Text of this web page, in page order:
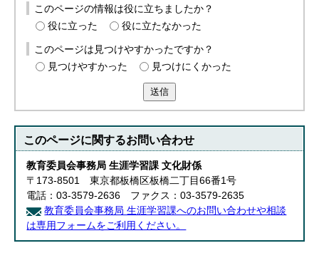
このページの情報は役に立ちましたか？
役に立った
役に立たなかった
このページは見つけやすかったですか？
見つけやすかった
見つけにくかった
送信
このページに関するお問い合わせ
教育委員会事務局 生涯学習課 文化財係
〒173-8501 東京都板橋区板橋二丁目66番1号
電話：03-3579-2636 ファクス：03-3579-2635
教育委員会事務局 生涯学習課へのお問い合わせや相談
は専用フォームをご利用ください。